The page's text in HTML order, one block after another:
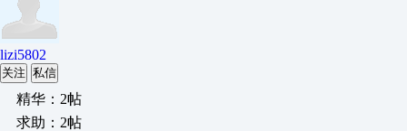
lizi5802
关注 私信
精华：2帖
求助：2帖